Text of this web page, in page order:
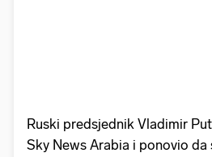
Ruski predsjednik Vladimir
Sky News Arabia i ponovio da